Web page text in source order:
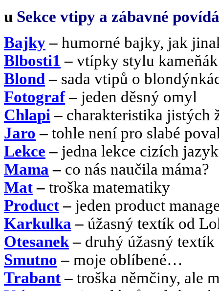
u Sekce vtipy a zábavné
Bajky– humorné bajky, jak
Blbosti1 – vtípky stylu kameňák
Blond– sada vtipů o
Fotograf– jeden děsný omyl
Chlapi– charakteristika jistých
Jaro – tohle není pro slabé
Lekce – jedna lekce cizích
Mama – co nás naučila máma?
Mat– troška matematiky
Product– jeden product
Karkulka – úžasný textík od
Otesanek– druhý úžasný
Smutno – moje oblíbené…
Trabant– troška němčiny, ale